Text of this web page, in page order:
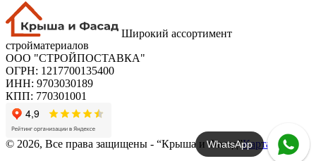
Широкий ассортимент
стройматериалов
ООО "СТРОЙПОСТАВКА"
ОГРН: 1217700135400
ИНН: 9703030189
КПП: 770301001
© 2026, Все права защищены - “Крыша и Фасад”Карта сайта
WhatsApp